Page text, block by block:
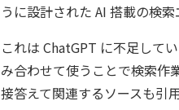
うに設計された AI 搭載の検
これは ChatGPT に不足して
み合わせて使うことで検索作
接答えて関連するソースも引